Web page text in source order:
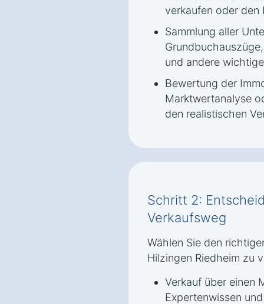
verkaufen oder den
Sammlung aller
und andere
Bewertung der
Marktwertanalyse
den realistischen
Schritt 2:
Verkaufsweg
Wählen Sie den
Hilzingen Riedheim zu
Verkauf über einen
Expertenwissen